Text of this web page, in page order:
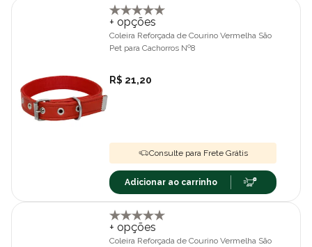
+ opções
Coleira Reforçada de Courino Vermelha São
Pet para Cachorros Nº8
R$ 21,20
Consulte para Frete Grátis
Adicionar ao carrinho
+ opções
Coleira Reforçada de Courino Vermelha São